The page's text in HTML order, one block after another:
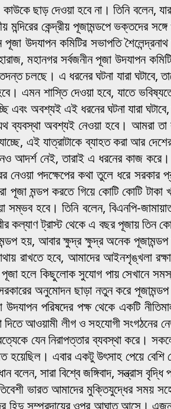
ছাড় দেওয়া হবে না। তিনি বলেন,
কেন্দ্রীয় পূজামন্ডপে ভক্তদের
উদযাপন কমিটির সভাপতি
মহানগর সর্বজনীন পূজা উদযাপন
চলছে। এ ধরনের ঘটনা যারা
এমন শাস্তি দেওয়া হবে, যাতে
অবশ্যই এই ধরনের ঘটনা যারা
ব্যবস্থা অবশ্যই নেওয়া হবে। আমরা
এই যাত্রাটাকে ব্যাহত করা আর
আদর্শ নেই, তারাই এ ধরনের কাজ
নেওয়া পদক্ষেপের কথা তুলে ধরে
মন্ডপ করতে গিয়ে কোটি কোটি
হবে। তিনি বলেন, বিএনপি-
ট্রাস্ট থেকে এ বছর পূজায় তিন
হয়, আবার ক্ষুদ্র ক্ষুদ্র অনেক
রাখতে হবে, আমাদের আইনশৃঙ্খলা
হলে কিছুলোক সুযোগ পায় সেখানে
অনুমোদন ছাড়া নতুন করে পূজামন্ডপ
পরিষদের পক্ষ থেকে একটি
দিতে আওয়ামী লীগ ও সহযোগী সংগঠনের
যেন নিরাপত্তার ব্যবস্থা করে।
হয়েছিল। এবার একটু উৎসাহ পেয়ে
বলেন, সারা বিশ্বে জঙ্গিবাদ,
ভারত আমাদের মুক্তিযুদ্ধের সময়
হিন্দু সম্প্রদায়ের ওপর আঘাত আসে।